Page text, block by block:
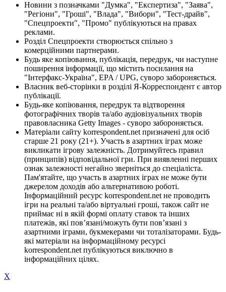
Новини з позначками "Думка", "Експертиза", "Заява",
"Регіони", "Гроші", "Влада", "Вибори", "Тест-драйв",
"Спецпроекти", "Промо" публікуються на правах
реклами.
Розділ Спецпроекти створюється спільно з
комерційними партнерами.
Будь яке копіювання, публікація, передрук, чи наступне
поширення інформації, що містить посилання на
"Інтерфакс-Україна", EPA / UPG, суворо забороняється.
Власник веб-сторінки в розділі Я-Корреспондент є автор
публікації.
Будь-яке копіювання, передрук та відтворення
фотографічних творів та/або аудіовізуальних творів
правовласника Getty Images - суворо забороняється.
Матеріали сайту korrespondent.net призначені для осіб
старше 21 року (21+). Участь в азартних іграх може
викликати ігрову залежність. Дотримуйтесь правил
(принципів) відповідальної гри. При виявленні перших
ознак залежності негайно зверніться до спеціаліста.
Пам'ятайте, що участь в азартних іграх не може бути
джерелом доходів або альтернативою роботі.
Інформаційний ресурс korrespondent.net не проводить
ігри на реальні та/або віртуальні гроші, також сайт не
приймає ні в якій формі оплату ставок та інших
платежів, які пов’язані/можуть бути пов’язані з
азартними іграми, букмекерами чи тоталізаторами. Будь-
які матеріали на інформаційному ресурсі
korrespondent.net публікуються виключно в
інформаційних цілях.
X